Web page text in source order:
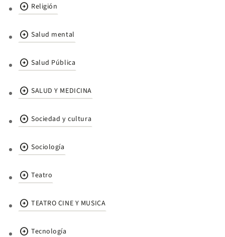
arrow_circle_right Religión
arrow_circle_right Salud mental
arrow_circle_right Salud Pública
arrow_circle_right SALUD Y MEDICINA
arrow_circle_right Sociedad y cultura
arrow_circle_right Sociología
arrow_circle_right Teatro
arrow_circle_right TEATRO CINE Y MUSICA
arrow_circle_right Tecnología